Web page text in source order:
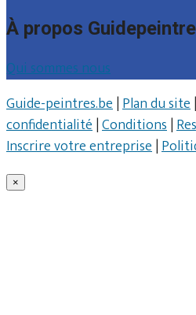
À propos
Qui sommes nous
Guide-peintres.be|Plan du site|
confidentialité|Conditions|
Inscrire votre entreprise|
×